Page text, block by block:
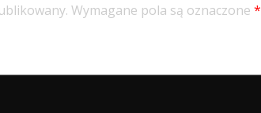
Wymagane pola są oznaczone*